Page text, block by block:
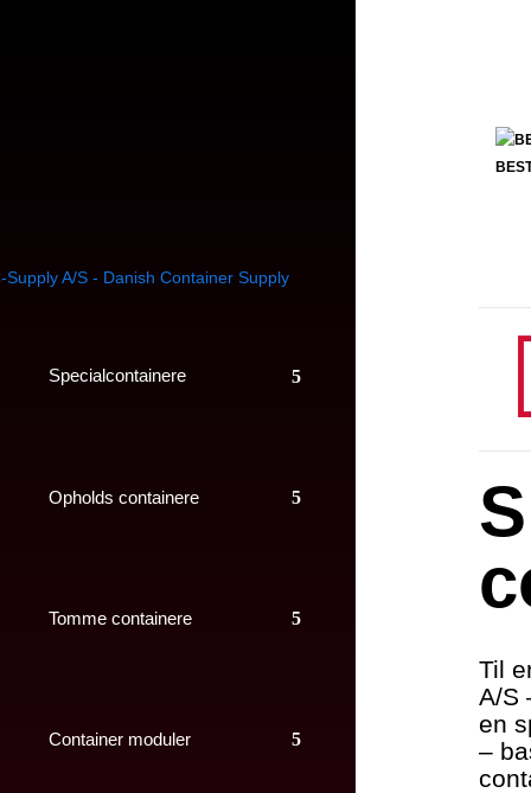
Specialcontainere
Opholds containere
Tomme containere
Container moduler
Til
A/S
en
–